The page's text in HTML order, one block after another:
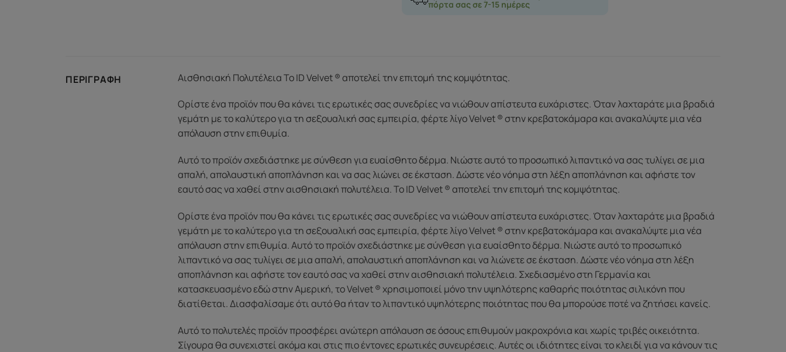
πόρτα σας σε 7-15 ημέρες
ΠΕΡΙΓΡΑΦΉ Αισθησιακή Πολυτέλεια Το ID Velvet ® αποτελεί την επιτομή της κομψότητας.
Ορίστε ένα προϊόν που θα κάνει τις ερωτικές σας συνεδρίες να νιώθουν απίστευτα ευχάριστες. Όταν λαχταράτε μια βραδιά
γεμάτη με το καλύτερο για τη σεξουαλική σας εμπειρία, φέρτε λίγο Velvet ® στην κρεβατοκάμαρα και ανακαλύψτε μια νέα
απόλαυση στην επιθυμία.
Αυτό το προϊόν σχεδιάστηκε με σύνθεση για ευαίσθητο δέρμα. Νιώστε αυτό το προσωπικό λιπαντικό να σας τυλίγει σε μια
απαλή, απολαυστική αποπλάνηση και να σας λιώνει σε έκσταση. Δώστε νέο νόημα στη λέξη αποπλάνηση και αφήστε τον
εαυτό σας να χαθεί στην αισθησιακή πολυτέλεια. Το ID Velvet ® αποτελεί την επιτομή της κομψότητας.
Ορίστε ένα προϊόν που θα κάνει τις ερωτικές σας συνεδρίες να νιώθουν απίστευτα ευχάριστες. Όταν λαχταράτε μια βραδιά
γεμάτη με το καλύτερο για τη σεξουαλική σας εμπειρία, φέρτε λίγο Velvet ® στην κρεβατοκάμαρα και ανακαλύψτε μια νέα
απόλαυση στην επιθυμία. Αυτό το προϊόν σχεδιάστηκε με σύνθεση για ευαίσθητο δέρμα. Νιώστε αυτό το προσωπικό
λιπαντικό να σας τυλίγει σε μια απαλή, απολαυστική αποπλάνηση και να λιώνετε σε έκσταση. Δώστε νέο νόημα στη λέξη
αποπλάνηση και αφήστε τον εαυτό σας να χαθεί στην αισθησιακή πολυτέλεια. Σχεδιασμένο στη Γερμανία και
κατασκευασμένο εδώ στην Αμερική, το Velvet ® χρησιμοποιεί μόνο την υψηλότερης καθαρής ποιότητας σιλικόνη που
διατίθεται. Διασφαλίσαμε ότι αυτό θα ήταν το λιπαντικό υψηλότερης ποιότητας που θα μπορούσε ποτέ να ζητήσει κανείς.
Αυτό το πολυτελές προϊόν προσφέρει ανώτερη απόλαυση σε όσους επιθυμούν μακροχρόνια και χωρίς τριβές οικειότητα.
Σίγουρα θα συνεχιστεί ακόμα και στις πιο έντονες ερωτικές συνευρέσεις. Αυτές οι ιδιότητες είναι το κλειδί για να κάνουν τις